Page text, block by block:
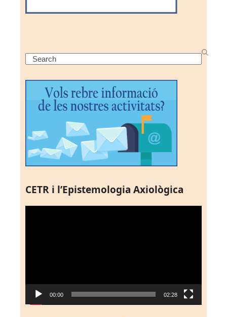
Search
CETR i l’Epistemologia Axiològica
00:00 02:28